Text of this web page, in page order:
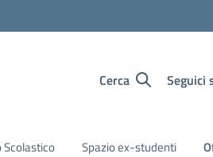
Cerca Seguici
Scolastico Spazio ex-studenti